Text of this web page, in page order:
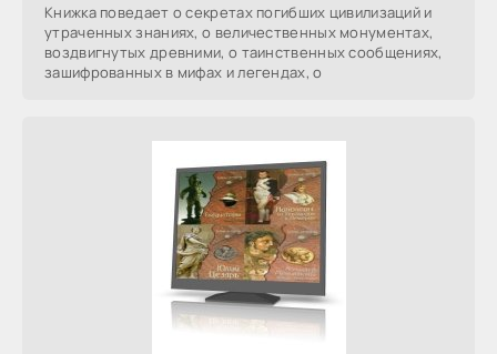
Книжка поведает о секретах погибших цивилизаций и
утраченных знаниях, о величественных монументах,
воздвигнутых древними, о таинственных сообщениях,
зашифрованных в мифах и легендах, о